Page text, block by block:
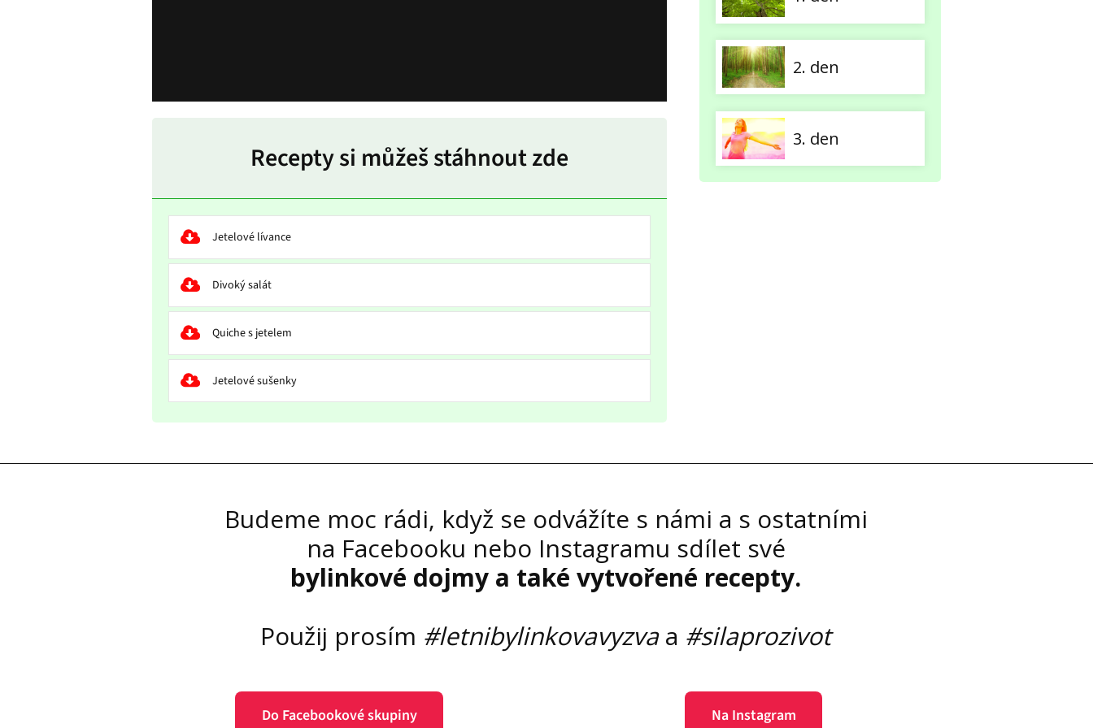
Recepty si můžeš stáhnout zde
Jetelové lívance
Divoký salát
Quiche s jetelem
Jetelové sušenky
2. den
3. den
Budeme moc rádi, když se odvážíte s námi a s ostatními
na Facebooku nebo Instagramu sdílet své
bylinkové dojmy a také vytvořené recepty.
Použij prosím #letnibylinkovavyzvaa #silaprozivot
Do Facebookové skupiny Na Instagram